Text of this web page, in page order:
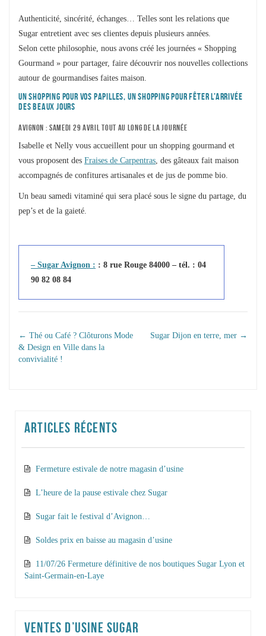
Authenticité, sincérité, échanges… Telles sont les relations que
Sugar entretient avec ses clientes depuis plusieurs années.
Selon cette philosophie, nous avons créé les journées « Shopping
Gourmand » pour partager, faire découvrir nos nouvelles collections
autour de gourmandises faites maison.
UN SHOPPING POUR VOS PAPILLES, UN SHOPPING POUR FÊTER L’ARRIVÉE
DES BEAUX JOURS
AVIGNON : SAMEDI 29 AVRIL TOUT AU LONG DE LA JOURNÉE
Isabelle et Nelly vous accueillent pour un shopping gourmand et
vous proposent des Fraises de Carpentras , des gâteaux fait maison
accompagnés de confitures artisanales et de jus de pomme bio.
Un beau samedi vitaminé qui sera placé sous le signe du partage, du
pep’s et de la gaieté.
– Sugar Avignon : : 8 rue Rouge 84000 – tél. : 04
90 82 08 84
NAVIGATION DANS
LES ARTICLES
← Thé ou Café ? Clôturons Mode
& Design en Ville dans la
convivialité !
Sugar Dijon en terre, mer →
ARTICLES RÉCENTS
Fermeture estivale de notre magasin d’usine
L’heure de la pause estivale chez Sugar
Sugar fait le festival d’Avignon…
Soldes prix en baisse au magasin d’usine
11/07/26 Fermeture définitive de nos boutiques Sugar Lyon et
Saint-Germain-en-Laye
VENTES D’USINE SUGAR